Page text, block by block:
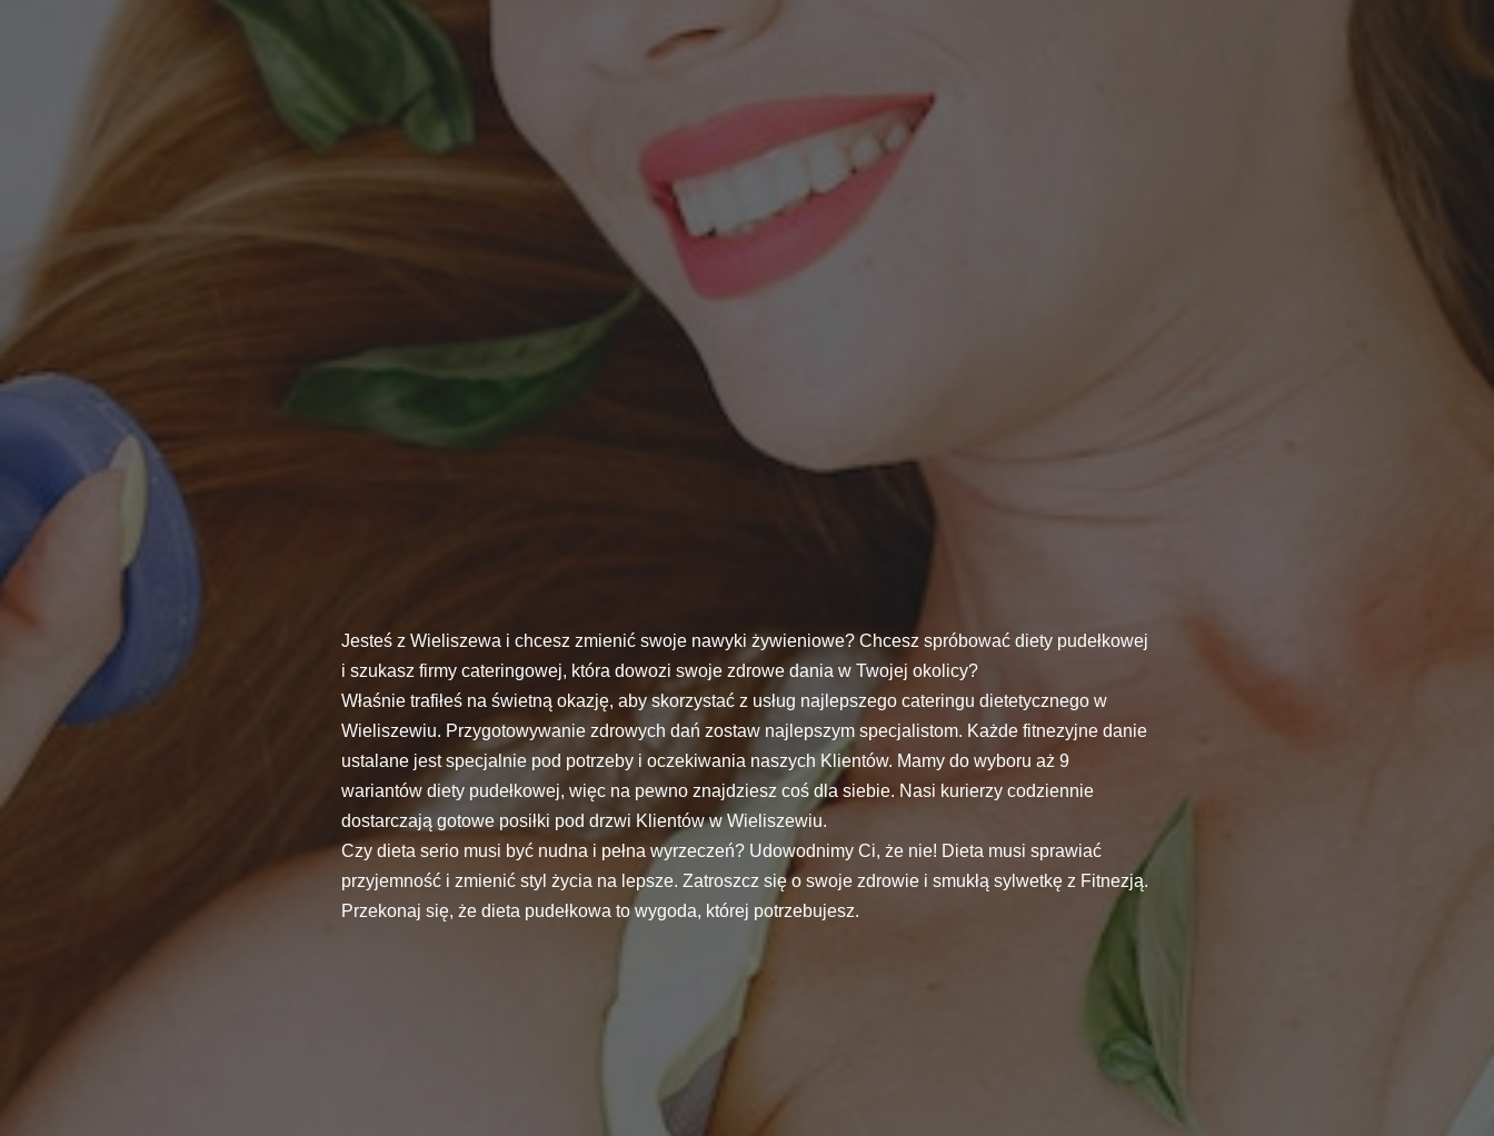
Jesteś z Wieliszewa i chcesz zmienić swoje nawyki żywieniowe? Chcesz spróbować diety pudełkowej
i szukasz firmy cateringowej, która dowozi swoje zdrowe dania w Twojej okolicy?
Właśnie trafiłeś na świetną okazję, aby skorzystać z usług najlepszego cateringu dietetycznego w
Wieliszewiu. Przygotowywanie zdrowych dań zostaw najlepszym specjalistom. Każde fitnezyjne danie
ustalane jest specjalnie pod potrzeby i oczekiwania naszych Klientów. Mamy do wyboru aż 9
wariantów diety pudełkowej, więc na pewno znajdziesz coś dla siebie. Nasi kurierzy codziennie
dostarczają gotowe posiłki pod drzwi Klientów w Wieliszewiu.
Czy dieta serio musi być nudna i pełna wyrzeczeń? Udowodnimy Ci, że nie! Dieta musi sprawiać
przyjemność i zmienić styl życia na lepsze. Zatroszcz się o swoje zdrowie i smukłą sylwetkę z Fitnezją.
Przekonaj się, że dieta pudełkowa to wygoda, której potrzebujesz.